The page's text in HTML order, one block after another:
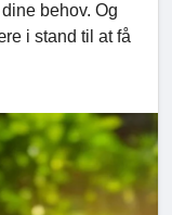
behov. Og
i stand til at få